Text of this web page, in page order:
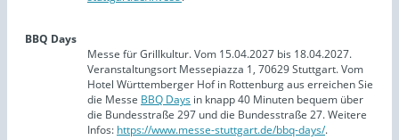
BBQ Days
Messe für Grillkultur. Vom 15.04.2027 bis 18.04.2027.
Veranstaltungsort Messepiazza 1, 70629 Stuttgart. Vom
Hotel Württemberger Hof in Rottenburg aus erreichen Sie
die Messe BBQ Days in knapp 40 Minuten bequem über
die Bundesstraße 297 und die Bundesstraße 27. Weitere
Infos: https://www.messe-stuttgart.de/bbq-days/.